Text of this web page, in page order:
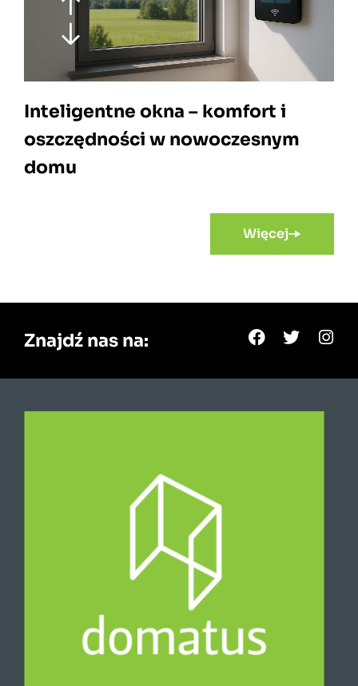
Inteligentne okna – komfort i
oszczędności w nowoczesnym
domu
Więcej
Znajdź nas na: